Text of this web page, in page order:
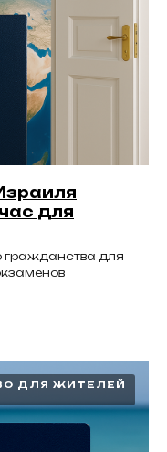
для
гражданства для
ДЛЯ ЖИТЕЛЕЙ